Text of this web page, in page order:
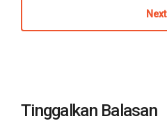
Next
Tinggalkan Balasan